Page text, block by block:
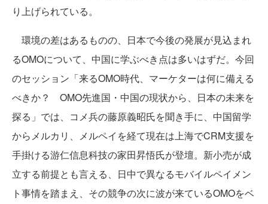
り上げられている。
環境の差はあるものの、日本で今後の発展が見込まれ
るOMOについて、中国に学ぶべき点は多いはずだ。今回
のセッション「来るOMO時代、マーケターは何に備える
べきか？ OMO先進国・中国の現状から、日本の未来を
探る」では、コメ兵の藤原義昭氏を聞き手に、中国留学
からメルカリ、メルペイを経て現在は上海でCRM支援を
手掛ける游仁信息科技の家田昇悟氏が登壇。新小売が成
立する前提とも言える、日中で異なるモバイルペイメン
ト事情を踏まえ、その競争の次に波が来ているOMOをベ